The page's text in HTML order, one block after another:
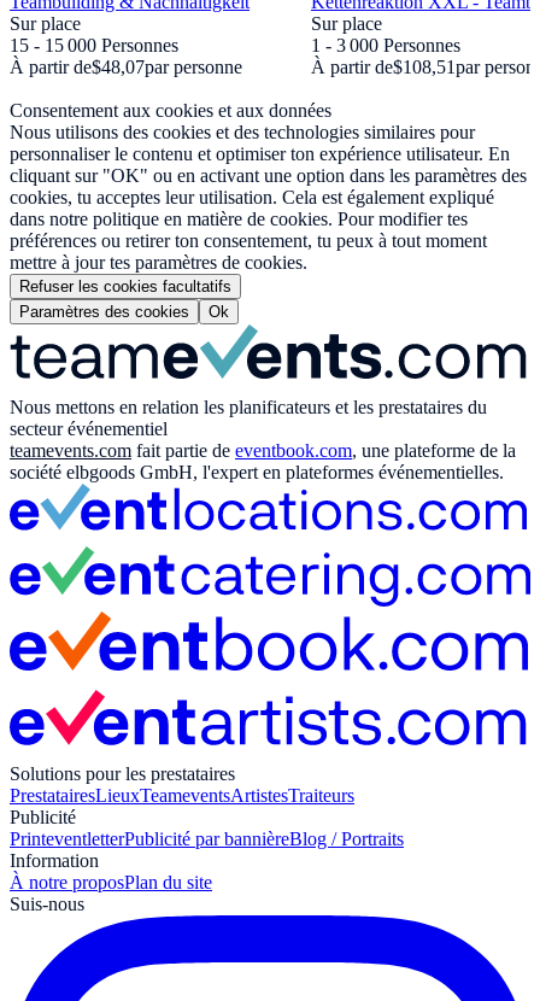
Sur place
15 - 15 000 Personnes
À partir de$48,07par personne
Sur place
1 - 3 000 Personnes
À partir de$108,51par
Consentement aux cookies et aux données
Nous utilisons des cookies et des technologies similaires pour
personnaliser le contenu et optimiser ton expérience utilisateur. En
cliquant sur "OK" ou en activant une option dans les paramètres des
cookies, tu acceptes leur utilisation. Cela est également expliqué
dans notre politique en matière de cookies. Pour modifier tes
préférences ou retirer ton consentement, tu peux à tout moment
mettre à jour tes paramètres de cookies.
Refuser les cookies facultatifs
Paramètres des cookies
Ok
Nous mettons en relation les planificateurs et les prestataires du
secteur événementiel
teamevents.com fait partie de eventbook.com, une plateforme de la
société elbgoods GmbH, l'expert en plateformes événementielles.
Solutions pour les prestataires
PrestatairesLieuxTeameventsArtistesTraiteurs
Publicité
PrinteventletterPublicité par bannièreBlog / Portraits
Information
À notre proposPlan du site
Suis-nous